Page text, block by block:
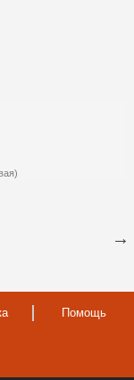
Помощь